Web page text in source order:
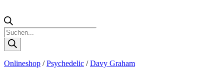
Products
search
Onlineshop /Psychedelic /Davy Graham